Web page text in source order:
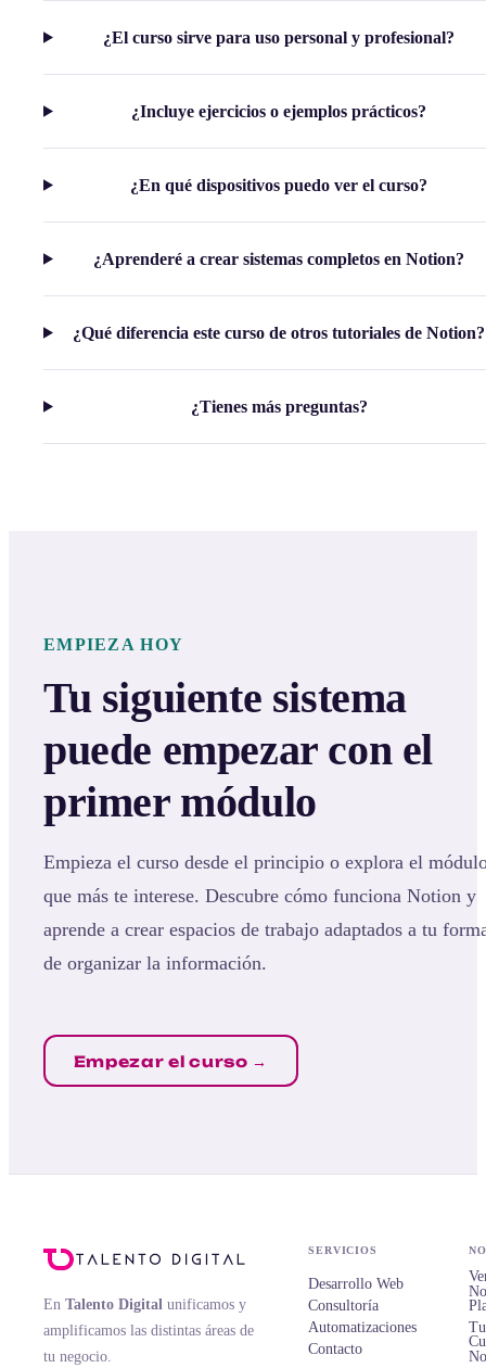
¿El curso sirve para uso personal y profesional?
¿Incluye ejercicios o ejemplos prácticos?
¿En qué dispositivos puedo ver el curso?
¿Aprenderé a crear sistemas completos en Notion?
¿Qué diferencia este curso de otros tutoriales de Notion?
¿Tienes más preguntas?
EMPIEZA HOY
Tu siguiente sistema
puede empezar con el
primer módulo
Empieza el curso desde el principio o explora el
que más te interese. Descubre cómo funciona Notion y
aprende a crear espacios de trabajo adaptados a tu
de organizar la información.
Empezar el curso →
En Talento Digital unificamos y
amplificamos las distintas áreas de
tu negocio.
SERVICIOS
Desarrollo Web
Consultoría
Automatizaciones
Contacto